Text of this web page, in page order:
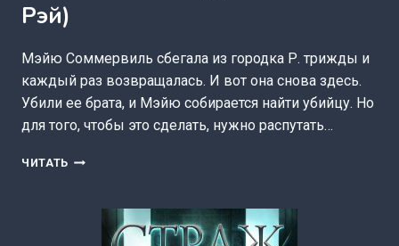
Рэй)
Мэйю Соммервиль сбегала из городка Р. трижды и
каждый раз возвращалась. И вот она снова здесь.
Убили ее брата, и Мэйю собирается найти убийцу. Но
для того, чтобы это сделать, нужно распутать…
ЧИТАТЬ ЖАТВА
(ДАНИЭЛЬ